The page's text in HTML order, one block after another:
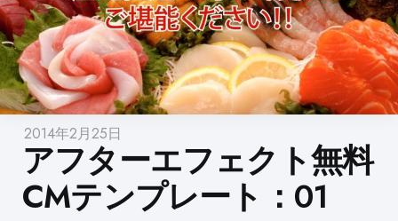
2014年2月25日
アフターエフェクト無料
CMテンプレート：01